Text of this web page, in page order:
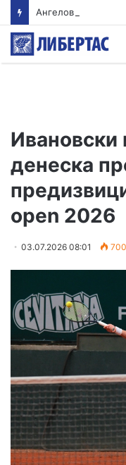
Ивановски
денеска
open 2026
03.07.2026 08:01 700